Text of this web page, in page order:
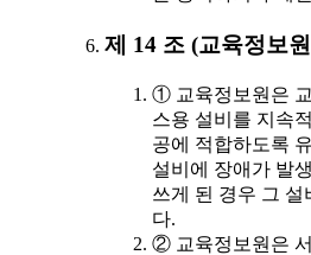
제 14 조 (교육정보
① 교육정보원은
스용 설비를 지속
공에 적합하도록
설비에 장애가 발
쓰게 된 경우 그 설
다.
② 교육정보원은